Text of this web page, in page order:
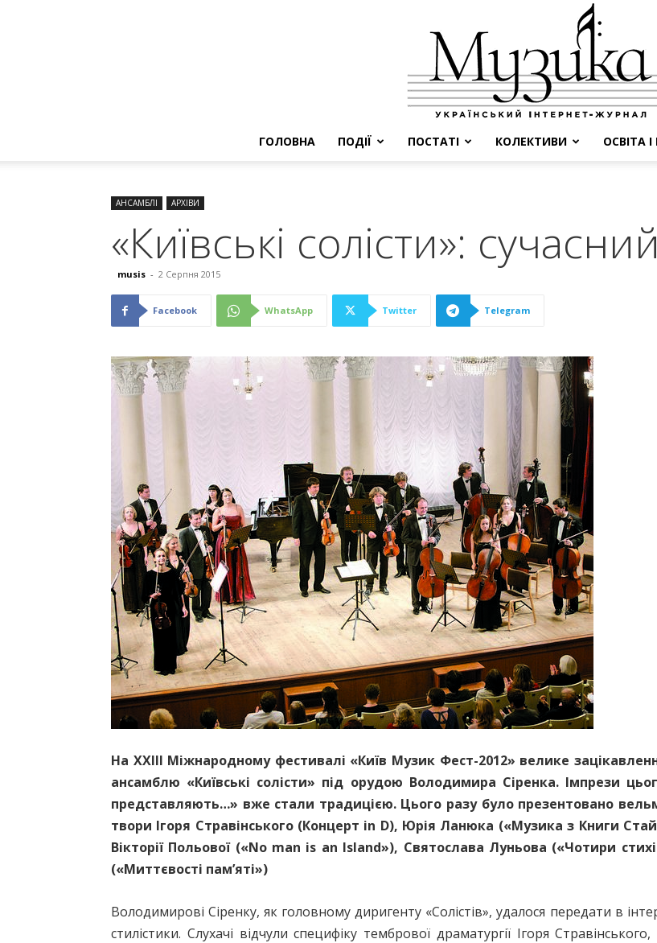
ГОЛОВНА ПОДІЇ ПОСТАТІ КОЛЕКТИВИ ОСВІТА
АНСАМБЛІ АРХІВИ
«Київські солісти»:
musis - 2 Серпня 2015
Facebook WhatsApp Twitter Telegram
На ХХІІІ Міжнародному фестивалі «Київ Музик Фест-2012» велике
ансамблю «Київські солісти» під орудою Володимира Сіренка. Імпрези
представляють…» вже стали традицією. Цього разу було презентовано
твори Ігоря Стравінського (Концерт in D), Юрія Ланюка («Музика з Книги
Вікторії Польової («No man is an Island»), Святослава Луньова («Чотири
(«Миттєвості пам’яті»)
Володимирові Сіренку, як головному диригенту «Солістів», удалося передати в
стилістики. Слухачі відчули специфіку тембрової драматургії Ігоря